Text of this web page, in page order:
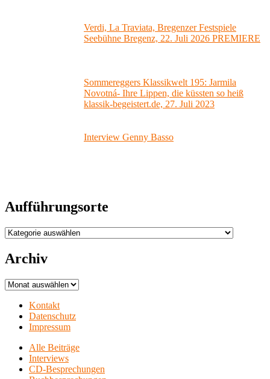
Verdi, La Traviata, Bregenzer Festspiele
Seebühne Bregenz, 22. Juli 2026 PREMIERE
Sommereggers Klassikwelt 195: Jarmila
Novotná- Ihre Lippen, die küssten so heiß
klassik-begeistert.de, 27. Juli 2023
Interview Genny Basso
Aufführungsorte
Aufführungsorte
Archiv
Archiv
Kontakt
Datenschutz
Impressum
Alle Beiträge
Interviews
CD-Besprechungen